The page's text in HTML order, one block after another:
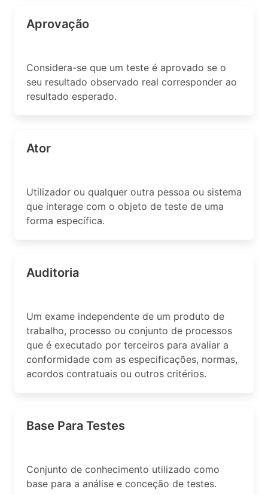
Aprovação
Considera-se que um teste é aprovado se o
seu resultado observado real corresponder ao
resultado esperado.
Ator
Utilizador ou qualquer outra pessoa ou sistema
que interage com o objeto de teste de uma
forma específica.
Auditoria
Um exame independente de um produto de
trabalho, processo ou conjunto de processos
que é executado por terceiros para avaliar a
conformidade com as especificações, normas,
acordos contratuais ou outros critérios.
Base Para Testes
Conjunto de conhecimento utilizado como
base para a análise e conceção de testes.